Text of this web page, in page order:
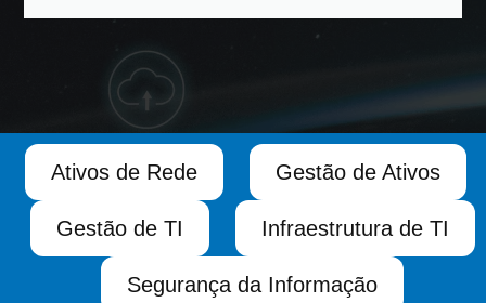
Ativos de Rede Gestão de Ativos
Gestão de TI Infraestrutura de TI
Segurança da Informação